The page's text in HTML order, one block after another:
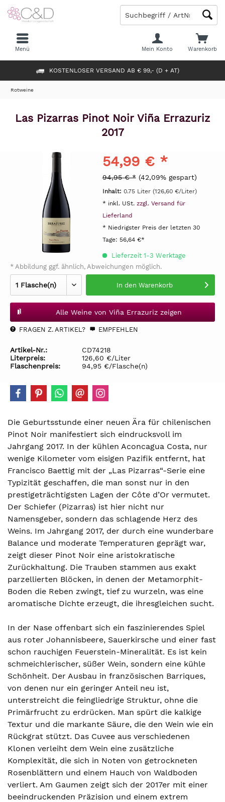
KOSTENLOSER VERSAND AB € 99,- (D + AT)
Warenkorb
Mein Konto
Menü
Rotweine
Las Pizarras Pinot Noir Viña Errazuriz
2017
54,99 € *
94,95 € * (42,09% gespart)
Inhalt: 0.75 Liter (126,60 €/Liter)
* inkl. USt. zzgl. Versand für
Lieferland
* Niedrigster Preis der letzten 30
Tage: 56,64 €*
Lieferzeit 1-3 Werktage
* Abbildung ggf. ähnlich, Abweichungen möglich.
In den Warenkorb
Alle Weine von Viña Errazuriz zeigen
FRAGEN Z. ARTIKEL? EMPFEHLEN
Artikel-Nr.:
CD74218
Literpreis:
126,60 €/Liter
Flaschenpreis:
94,95 €/Flasche(n)
Die Geburtsstunde einer neuen Ära für chilenischen
Pinot Noir manifestiert sich eindrucksvoll im
Jahrgang 2017. In der kühlen Aconcagua Costa, nur
wenige Kilometer vom eisigen Pazifik entfernt, hat
Francisco Baettig mit der „Las Pizarras“-Serie eine
Typizität geschaffen, die man sonst nur in den
prestigeträchtigsten Lagen der Côte d’Or vermutet.
Der Schiefer (Pizarras) ist hier nicht nur
Namensgeber, sondern das schlagende Herz des
Weins. Im Jahrgang 2017, der durch eine wunderbare
Balance und moderate Temperaturen geprägt war,
zeigt dieser Pinot Noir eine aristokratische
Zurückhaltung. Die Trauben stammen aus exakt
parzellierten Blöcken, in denen der Metamorphit-
Boden die Reben zwingt, tief zu wurzeln, was eine
aromatische Dichte erzeugt, die ihresgleichen sucht.
In der Nase offenbart sich ein faszinierendes Spiel
aus roter Johannisbeere, Sauerkirsche und einer fast
schon rauchigen Feuerstein-Mineralität. Es ist kein
schmeichlerischer, süßer Wein, sondern eine kühle
Schönheit. Der Ausbau in französischen Barriques,
von denen nur ein geringer Anteil neu ist,
unterstreicht die feingliedrige Struktur, ohne die
Primärfrucht zu erdrücken. Man spürt die kalkige
Textur und die markante Säure, die den Wein wie ein
Rückgrat stützt. Das Cuvee aus verschiedenen
Klonen verleiht dem Wein eine zusätzliche
Komplexität, die sich in Noten von getrockneten
Rosenblättern und einem Hauch von Waldboden
verliert. Am Gaumen zeigt sich der 2017er mit einer
beeindruckenden Präzision und einem extrem